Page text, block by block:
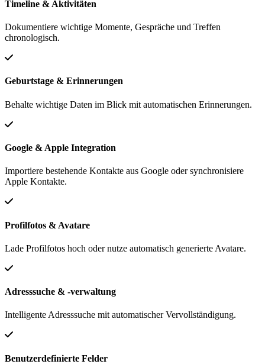
Timeline & Aktivitäten
Dokumentiere wichtige Momente, Gespräche und Treffen
chronologisch.
Geburtstage & Erinnerungen
Behalte wichtige Daten im Blick mit automatischen Erinnerungen.
Google & Apple Integration
Importiere bestehende Kontakte aus Google oder synchronisiere
Apple Kontakte.
Profilfotos & Avatare
Lade Profilfotos hoch oder nutze automatisch generierte Avatare.
Adresssuche & -verwaltung
Intelligente Adresssuche mit automatischer Vervollständigung.
Benutzerdefinierte Felder